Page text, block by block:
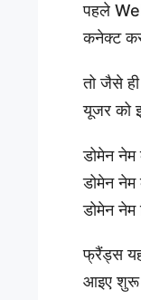
पहले
कनेक्ट कर
तो जैसे
यूजर को
डोमेन
डोमेन नेम
डोमेन नेम
फ्रैंड्स
आइए शुरू